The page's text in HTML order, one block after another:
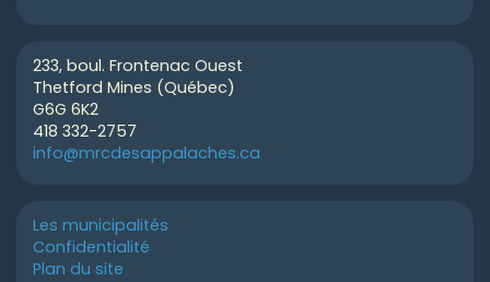
233, boul. Frontenac Ouest
Thetford Mines (Québec)
G6G 6K2
418 332-2757
info@mrcdesappalaches.ca
Les municipalités
Confidentialité
Plan du site